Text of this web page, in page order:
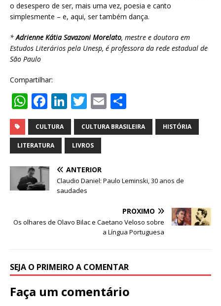
o desespero de ser, mais uma vez, poesia e canto
simplesmente – e, aqui, ser também dança.
*Adrienne Kátia Savazoni Morelato, mestre e doutora em
Estudos Literários pela Unesp, é professora da rede estadual de
São Paulo
Compartilhar:
W
h
at
s
A
p
p
F
a
c
e
b
o
o
Li
n
k
e
dI
n
T
w
it
te
r
E
m
ai
h
ar
CULTURA CULTURA BRASILEIRA HISTÓRIA
LITERATURA LIVROS
ANTERIOR
Claudio Daniel: Paulo Leminski, 30 anos de
saudades
PRÓXIMO
Os olhares de Olavo Bilac e Caetano Veloso sobre
a Língua Portuguesa
SEJA O PRIMEIRO A COMENTAR
Faça um comentário